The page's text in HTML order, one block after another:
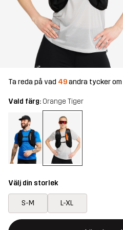
Ta reda på vad 49andra tycker
Vald färg: Orange Tiger
Välj din storlek
S-M L-XL
Denna knapp kommer att
{{size}} inte tillgänglig